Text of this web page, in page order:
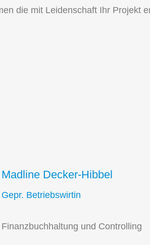
die mit Leidenschaft Ihr Projekt
Madline Decker-Hibbel
Gepr. Betriebswirtin
Finanzbuchhaltung und Controlling